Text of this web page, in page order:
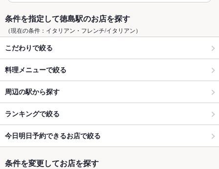
条件を指定して徳島駅のお店を探す
（現在の条件：イタリアン・フレンチ/イタリアン）
こだわりで絞る
料理メニューで絞る
周辺の駅から探す
ランキングで絞る
今日明日予約できるお店で絞る
条件を変更してお店を探す